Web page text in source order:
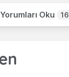
Yorumları Oku 16